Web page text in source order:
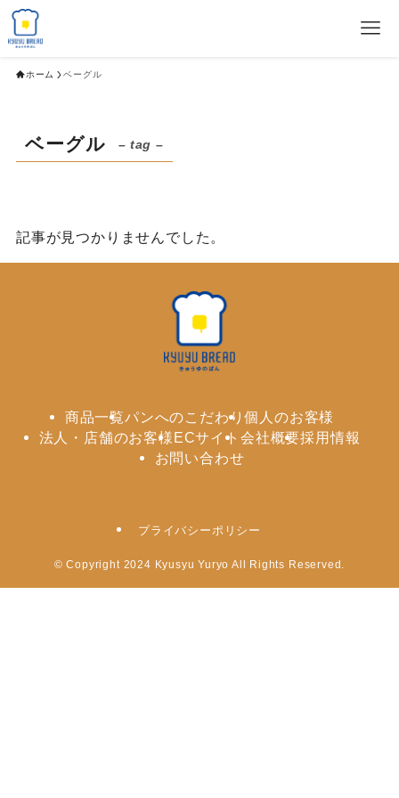
ホーム ベーグル
ベーグル – tag –
記事が見つかりませんでした。
商品一覧パンへのこだわり個人のお客様
法人・店舗のお客様ECサイト 会社概要採用情報
お問い合わせ
プライバシーポリシー
© Copyright 2024 Kyusyu Yuryo All Rights Reserved.